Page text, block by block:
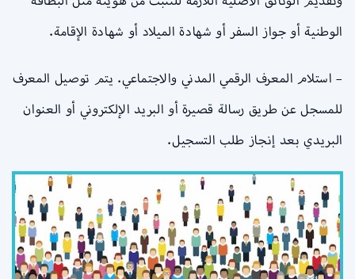
الوطنية أو جواز السفر أو شهادة الميلاد أو شهادة الإقامة.
– استلام المعرف الرقمي المدني والاجتماعي. يتم توصيل المعرف
للمسجل عن طريق رسالة قصيرة أو البريد الإلكتروني أو العنوان
البريدي بعد إنجاز طلب التسجيل.